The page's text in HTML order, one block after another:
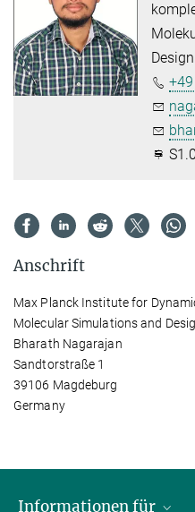
Design
Anschrift
Max Planck Institute for
Molecular Simulations and
Bharath Nagarajan
Sandtorstraße 1
39106 Magdeburg
Germany
Informationen für